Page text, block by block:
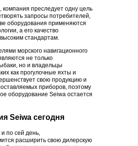
компания преследует одну цель
запросы потребителей,
оборудования применяются
а его качество
стандартам.
морского навигационного
не только
но и владельцы
как прогулочные яхты и
свою продукцию и
приборов, поэтому
оборудование Seiwa остается
Seiwaсегодня
по сей день,
расширить свою дилерскую